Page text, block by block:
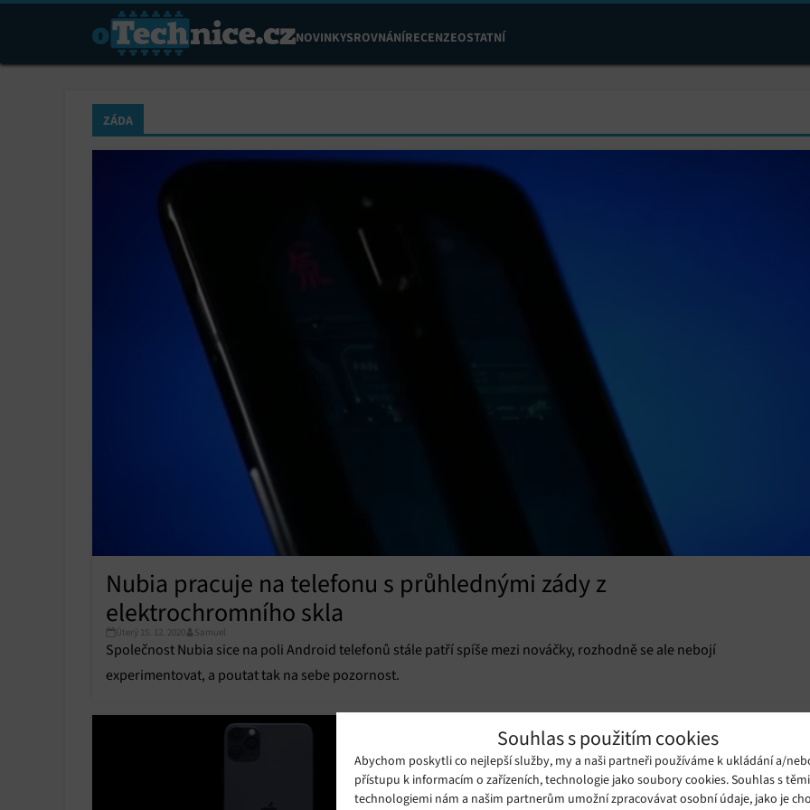
Souhlas s použitím cookies
Abychom poskytli co nejlepší služby, my a naši partneři používáme k ukládání a/
přístupu k informacím o zařízeních, technologie jako soubory cookies. Souhlas s
technologiemi nám a našim partnerům umožní zpracovávat osobní údaje, jako je
NOVINKYSROVNÁNÍRECENZEOSTATNÍ
ZÁDA
Nubia pracuje na telefonu s průhlednými zády z
elektrochromního skla
Úterý 15. 12. 2020 Samuel
Společnost Nubia sice na poli Android telefonů stále patří spíše mezi nováčky, rozhodně se ale nebojí
experimentovat, a poutat tak na sebe pozornost.